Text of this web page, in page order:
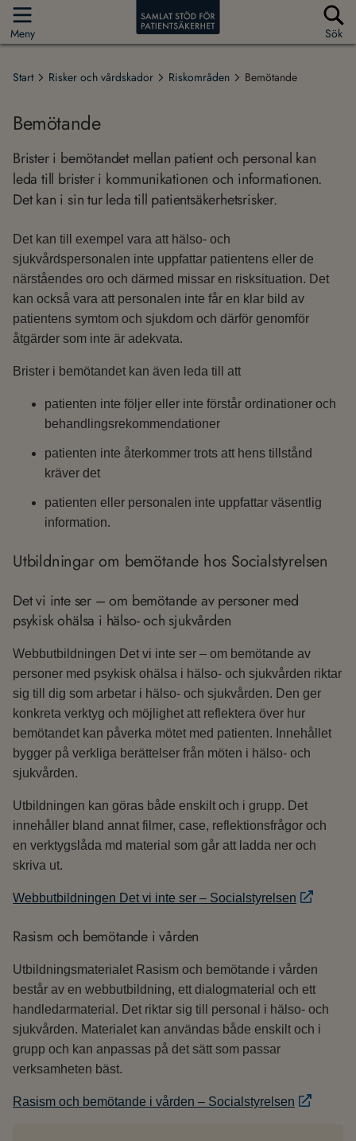
Meny Sök
Start Risker och vårdskador Riskområden Bemötande
Bemötande
Brister i bemötandet mellan patient och personal kan
leda till brister i kommunikationen och informationen.
Det kan i sin tur leda till patientsäkerhetsrisker.
Det kan till exempel vara att hälso- och
sjukvårdspersonalen inte uppfattar patientens eller de
närståendes oro och därmed missar en risksituation. Det
kan också vara att personalen inte får en klar bild av
patientens symtom och sjukdom och därför genomför
åtgärder som inte är adekvata.
Brister i bemötandet kan även leda till att
patienten inte följer eller inte förstår ordinationer och
behandlingsrekommendationer
patienten inte återkommer trots att hens tillstånd
kräver det
patienten eller personalen inte uppfattar väsentlig
information.
Utbildningar om bemötande hos Socialstyrelsen
Det vi inte ser – om bemötande av personer med
psykisk ohälsa i hälso- och sjukvården
Webbutbildningen Det vi inte ser – om bemötande av
personer med psykisk ohälsa i hälso- och sjukvården riktar
sig till dig som arbetar i hälso- och sjukvården. Den ger
konkreta verktyg och möjlighet att reflektera över hur
bemötandet kan påverka mötet med patienten. Innehållet
bygger på verkliga berättelser från möten i hälso- och
sjukvården.
Utbildningen kan göras både enskilt och i grupp. Det
innehåller bland annat filmer, case, reflektionsfrågor och
en verktygslåda md material som går att ladda ner och
skriva ut.
Webbutbildningen Det vi inte ser – Socialstyrelsen
Rasism och bemötande i vården
Utbildningsmaterialet Rasism och bemötande i vården
består av en webbutbildning, ett dialogmaterial och ett
handledarmaterial. Det riktar sig till personal i hälso- och
sjukvården. Materialet kan användas både enskilt och i
grupp och kan anpassas på det sätt som passar
verksamheten bäst.
Rasism och bemötande i vården – Socialstyrelsen